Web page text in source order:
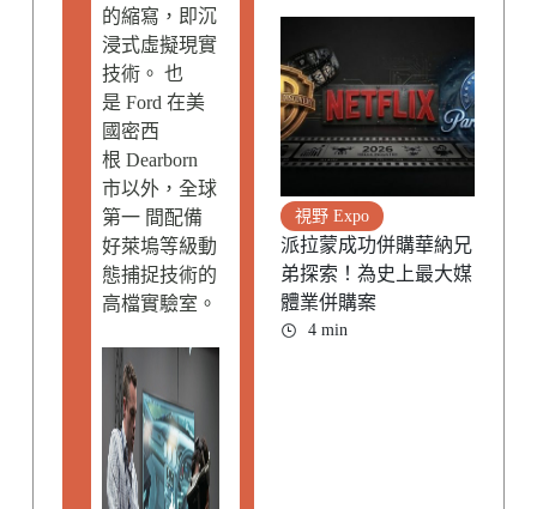
的縮寫，即沉
浸式虛擬現實
技術。 也
是 Ford 在美
國密西
根 Dearborn
市以外，全球
第一 間配備
好萊塢等級動
態捕捉技術的
高檔實驗室。
視野 Expo
派拉蒙成功併購華納兄
弟探索！為史上最大媒
體業併購案
4 min